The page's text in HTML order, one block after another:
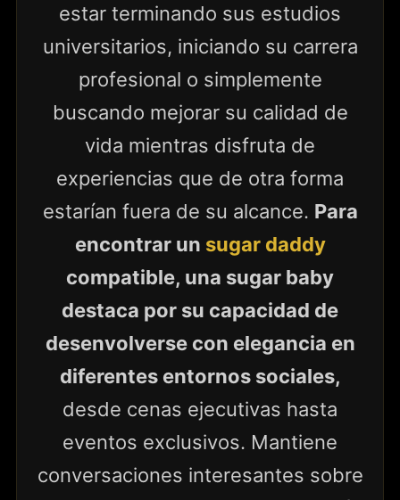
estar terminando sus estudios
universitarios, iniciando su carrera
profesional o simplemente
buscando mejorar su calidad de
vida mientras disfruta de
experiencias que de otra forma
estarían fuera de su alcance. Para
encontrar un sugar daddy
compatible, una sugar baby
destaca por su capacidad de
desenvolverse con elegancia en
diferentes entornos sociales,
desde cenas ejecutivas hasta
eventos exclusivos. Mantiene
conversaciones interesantes sobre